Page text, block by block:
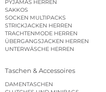
PYJAMAS HERREN
SAKKOS
SOCKEN MULTIPACKS
STRICKJACKEN HERREN
TRACHTENMODE HERREN
ÜBERGANGSJACKEN HERREN
UNTERWÄSCHE HERREN
Taschen & Accessoires
DAMENTASCHEN